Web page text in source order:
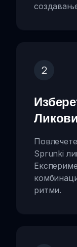
2
Ликови
Sprunki
ритми.